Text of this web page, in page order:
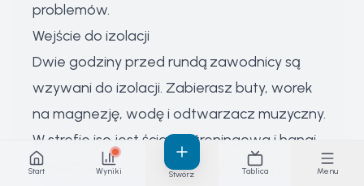
problemów.
Wejście do izolacji
Dwie godziny przed rundą zawodnicy są
wzywani do izolacji. Zabierasz buty, worek
na magnezję, wodę i odtwarzacz muzyczny.
W strefie iso jest ścianka treningowa i hangi.
Spędzasz 90 minut na rozgrzewaniu palców,
Start Wyniki Stwórz Tablica Menu